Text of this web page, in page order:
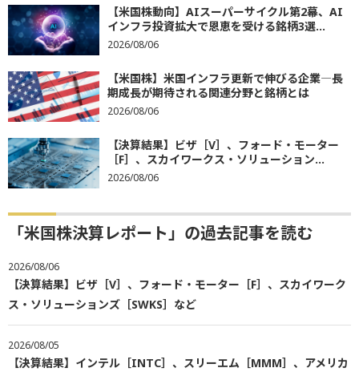
【米国株動向】AIスーパーサイクル第2幕、AI
インフラ投資拡大で恩恵を受ける銘柄3選...
2026/08/06
【米国株】米国インフラ更新で伸びる企業―長
期成長が期待される関連分野と銘柄とは
2026/08/06
【決算結果】ビザ［V］、フォード・モーター
［F］、スカイワークス・ソリューション...
2026/08/06
「米国株決算レポート」の過去記事を読む
2026/08/06
【決算結果】ビザ［V］、フォード・モーター［F］、スカイワーク
ス・ソリューションズ［SWKS］など
2026/08/05
【決算結果】インテル［INTC］、スリーエム［MMM］、アメリカ